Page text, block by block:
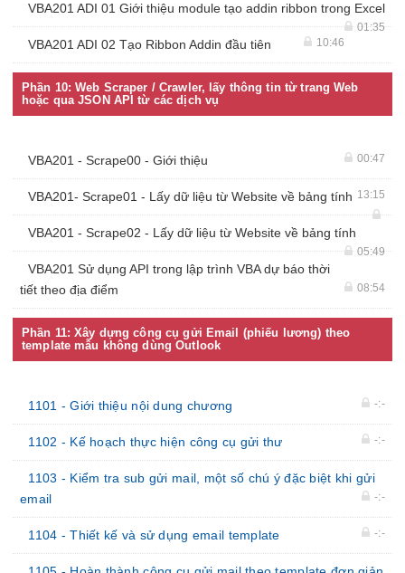
VBA201 ADI 01 Giới thiệu module tạo addin ribbon trong Excel
01:35
VBA201 ADI 02 Tạo Ribbon Addin đầu tiên 10:46
Phần 10: Web Scraper / Crawler, lấy thông tin từ trang Web
hoặc qua JSON API từ các dịch vụ
VBA201 - Scrape00 - Giới thiệu 00:47
VBA201- Scrape01 - Lấy dữ liệu từ Website về bảng tính 13:15
VBA201 - Scrape02 - Lấy dữ liệu từ Website về bảng tính
05:49
VBA201 Sử dụng API trong lập trình VBA dự báo thời
tiết theo địa điểm
08:54
Phần 11: Xây dựng công cụ gửi Email (phiếu lương) theo
template mẫu không dùng Outlook
1101 - Giới thiệu nội dung chương -:-
1102 - Kế hoạch thực hiện công cụ gửi thư -:-
1103 - Kiểm tra sub gửi mail, một số chú ý đặc biệt khi gửi
email
-:-
1104 - Thiết kế và sử dụng email template -:-